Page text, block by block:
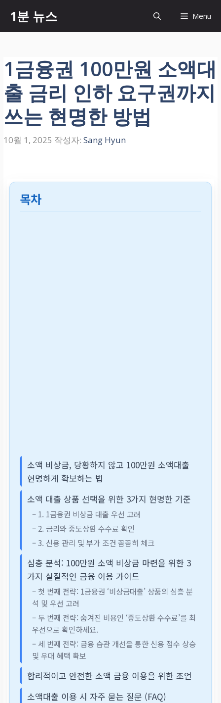
츠
너
기
1분 뉴스 Menu
1금융권 100만원 소액대
출 금리 인하 요구권까지
쓰는 현명한 방법
10월 1, 2025 작성자: Sang Hyun
목차
소액 비상금, 당황하지 않고 100만원 소액대출
현명하게 확보하는 법
소액 대출 상품 선택을 위한 3가지 현명한 기준
– 1. 1금융권 비상금 대출 우선 고려
– 2. 금리와 중도상환 수수료 확인
– 3. 신용 관리 및 부가 조건 꼼꼼히 체크
심층 분석: 100만원 소액 비상금 마련을 위한 3
가지 실질적인 금융 이용 가이드
– 첫 번째 전략: 1금융권 ‘비상금대출’ 상품의 심층 분
석 및 우선 고려
– 두 번째 전략: 숨겨진 비용인 ‘중도상환 수수료’를 최
우선으로 확인하세요.
– 세 번째 전략: 금융 습관 개선을 통한 신용 점수 상승
및 우대 혜택 확보
합리적이고 안전한 소액 금융 이용을 위한 조언
소액대출 이용 시 자주 묻는 질문 (FAQ)